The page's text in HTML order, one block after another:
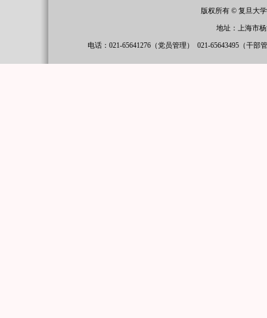
版权所有 © 复旦大
地址：上海市
电话：021-65641276（党员管理） 021-65643495（干部